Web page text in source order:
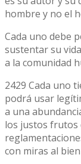
hombre y no el
Cada uno debe
sustentar su
a la comunidad
2429 Cada uno
podrá usar
a una
los justos frutos
con miras al bien